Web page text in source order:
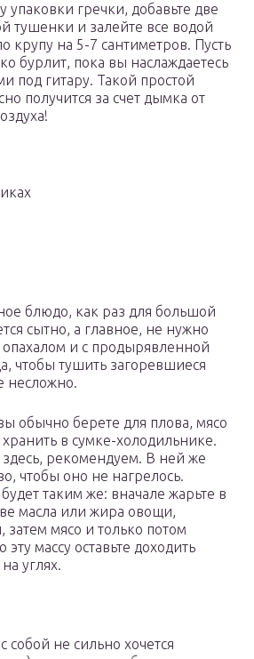
упаковки гречки, добавьте две
тушенки и залейте все водой
крупу на 5-7 сантиметров. Пусть
бурлит, пока вы наслаждаетесь
под гитару. Такой простой
получится за счет дымка от
блюдо, как раз для большой
сытно, а главное, не нужно
опахалом и с продырявленной
чтобы тушить загоревшиеся
несложно.
обычно берете для плова, мясо
в сумке-холодильнике.
рекомендуем. В ней же
чтобы оно не нагрелось.
таким же: вначале жарьте в
масла или жира овощи,
затем мясо и только потом
массу оставьте доходить
углях.
собой не сильно хочется